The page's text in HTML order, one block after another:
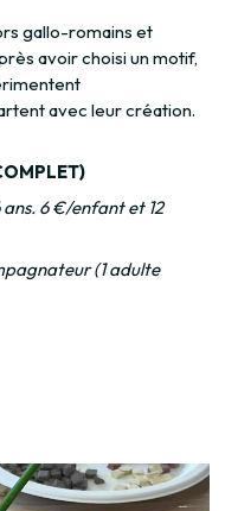
gallo-romains et
avoir choisi un motif,
avec leur création.
6 €/enfant et 12
(1 adulte